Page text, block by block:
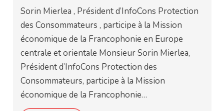
Sorin Mierlea , Président d’InfoCons Protection
des Consommateurs , participe à la Mission
économique de la Francophonie en Europe
centrale et orientale Monsieur Sorin Mierlea,
Président d’InfoCons Protection des
Consommateurs, participe à la Mission
économique de la Francophonie…